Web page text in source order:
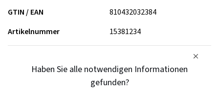
GTIN / EAN
810432032384
Artikelnummer
15381234
Haben Sie alle notwendigen Informationen
gefunden?